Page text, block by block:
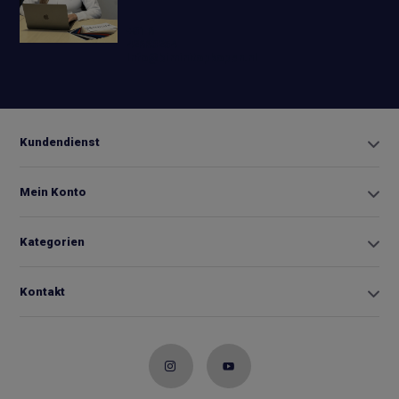
Kundendienst
Mein Konto
Kategorien
Kontakt